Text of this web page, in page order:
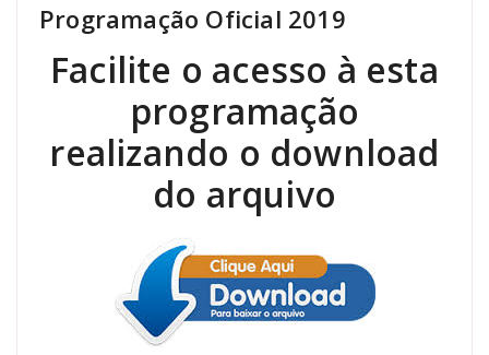
Programação Oficial 2019
Facilite o acesso à esta
programação
realizando o download
do arquivo